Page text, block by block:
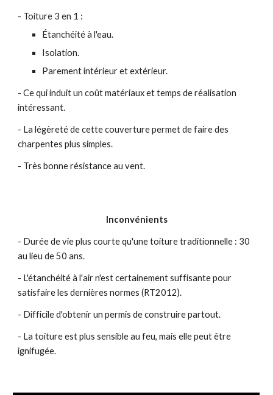
- Toiture 3 en 1 :
Étanchéité à l'eau.
Isolation.
Parement intérieur et extérieur.
- Ce qui induit un coût matériaux et temps de réalisation
intéressant.
- La légèreté de cette couverture permet de faire des
charpentes plus simples.
- Très bonne résistance au vent.
Inconvénients
- Durée de vie plus courte qu'une toiture traditionnelle : 30
au lieu de 50 ans.
- L'étanchéité à l'air n'est certainement suffisante pour
satisfaire les dernières normes (RT2012).
- Difficile d'obtenir un permis de construire partout.
- La toiture est plus sensible au feu, mais elle peut être
ignifugée.